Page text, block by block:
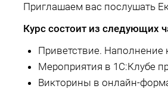
Приглашаем вас послушать
Курс состоит из следующих
Приветствие. Наполнение
Мероприятия в 1С:Клубе
Викторины в онлайн-